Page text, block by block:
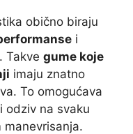
obično biraju
i
Takve gume koje
imaju znatno
To omogućava
odziv na svaku